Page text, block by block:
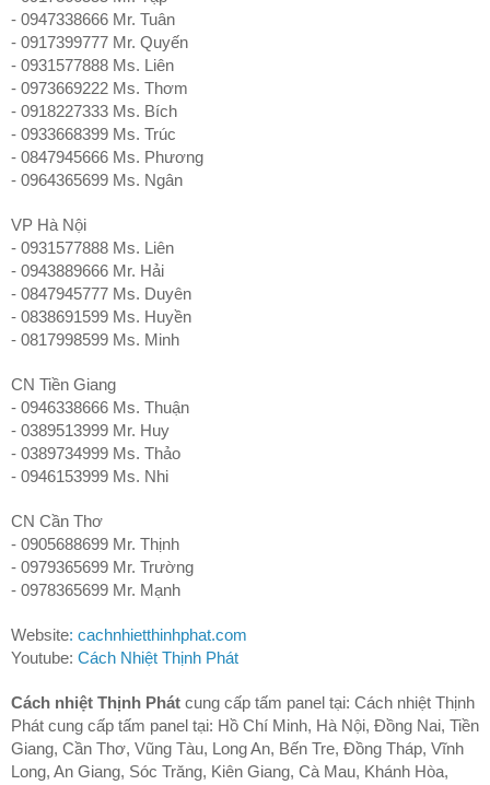
- 0947338666 Mr. Tuân
- 0917399777 Mr. Quyến
- 0931577888 Ms. Liên
- 0973669222 Ms. Thơm
- 0918227333 Ms. Bích
- 0933668399 Ms. Trúc
- 0847945666 Ms. Phương
- 0964365699 Ms. Ngân
VP Hà Nội
- 0931577888 Ms. Liên
- 0943889666 Mr. Hải
- 0847945777 Ms. Duyên
- 0838691599 Ms. Huyền
- 0817998599 Ms. Minh
CN Tiền Giang
- 0946338666 Ms. Thuận
- 0389513999 Mr. Huy
- 0389734999 Ms. Thảo
- 0946153999 Ms. Nhi
CN Cần Thơ
- 0905688699 Mr. Thịnh
- 0979365699 Mr. Trường
- 0978365699 Mr. Mạnh
Website: cachnhietthinhphat.com
Youtube: Cách Nhiệt Thịnh Phát
Cách nhiệt Thịnh Phát cung cấp tấm panel tại: Cách nhiệt Thịnh
Phát cung cấp tấm panel tại: Hồ Chí Minh, Hà Nội, Đồng Nai, Tiền
Giang, Cần Thơ, Vũng Tàu, Long An, Bến Tre, Đồng Tháp, Vĩnh
Long, An Giang, Sóc Trăng, Kiên Giang, Cà Mau, Khánh Hòa,